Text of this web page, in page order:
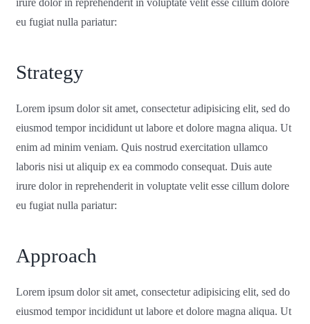
irure dolor in reprehenderit in voluptate velit esse cillum dolore
eu fugiat nulla pariatur:
Strategy
Lorem ipsum dolor sit amet, consectetur adipisicing elit, sed do
eiusmod tempor incididunt ut labore et dolore magna aliqua. Ut
enim ad minim veniam. Quis nostrud exercitation ullamco
laboris nisi ut aliquip ex ea commodo consequat. Duis aute
irure dolor in reprehenderit in voluptate velit esse cillum dolore
eu fugiat nulla pariatur:
Approach
Lorem ipsum dolor sit amet, consectetur adipisicing elit, sed do
eiusmod tempor incididunt ut labore et dolore magna aliqua. Ut